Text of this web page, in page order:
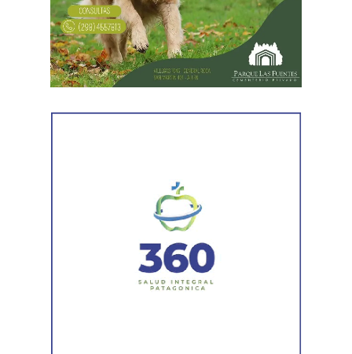
sobre su derecho a la salud, la educación y la protección.
En Argentina, esta celebración comenzó a realizarse en
1960 con actividades sociales y culturales destinadas a
promover el bienestar de la niñez en todo el país.
¿Por qué se habla de infancias?
atraviesan niños y niñas. La expresión busca visibilizar
las distintas condiciones sociales, culturales y
económicas, así como las diferentes oportunidades de
acceso a sus derechos.